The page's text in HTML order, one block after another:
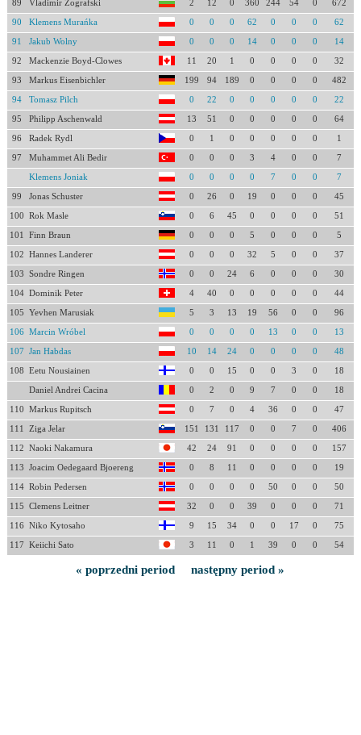
89 Vladimir Zografski 2 12 0 360 244 54 0 672
90 Klemens Murańka 0 0 0 62 0 0 0 62
91 Jakub Wolny 0 0 0 14 0 0 0 14
92 Mackenzie Boyd-Clowes 11 20 1 0 0 0 0 32
93 Markus Eisenbichler 199 94 189 0 0 0 0 482
94 Tomasz Pilch 0 22 0 0 0 0 0 22
95 Philipp Aschenwald 13 51 0 0 0 0 0 64
96 Radek Rydl 0 1 0 0 0 0 0 1
97 Muhammet Ali Bedir 0 0 0 3 4 0 0 7
Klemens Joniak 0 0 0 0 7 0 0 7
99 Jonas Schuster 0 26 0 19 0 0 0 45
100 Rok Masle 0 6 45 0 0 0 0 51
101 Finn Braun 0 0 0 5 0 0 0 5
102 Hannes Landerer 0 0 0 32 5 0 0 37
103 Sondre Ringen 0 0 24 6 0 0 0 30
104 Dominik Peter 4 40 0 0 0 0 0 44
105 Yevhen Marusiak 5 3 13 19 56 0 0 96
106 Marcin Wróbel 0 0 0 0 13 0 0 13
107 Jan Habdas 10 14 24 0 0 0 0 48
108 Eetu Nousiainen 0 0 15 0 0 3 0 18
Daniel Andrei Cacina 0 2 0 9 7 0 0 18
110 Markus Rupitsch 0 7 0 4 36 0 0 47
111 Ziga Jelar 151 131 117 0 0 7 0 406
112 Naoki Nakamura 42 24 91 0 0 0 0 157
113 Joacim Oedegaard Bjoereng 0 8 11 0 0 0 0 19
114 Robin Pedersen 0 0 0 0 50 0 0 50
115 Clemens Leitner 32 0 0 39 0 0 0 71
116 Niko Kytosaho 9 15 34 0 0 17 0 75
117 Keiichi Sato 3 11 0 1 39 0 0 54
« poprzedni period następny period »